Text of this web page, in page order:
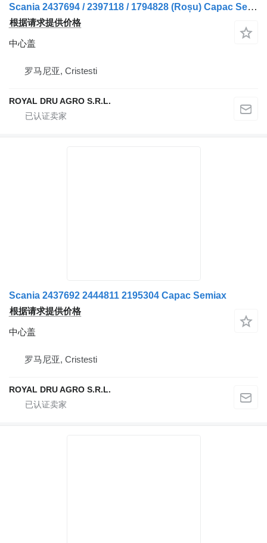
Scania 2437694 / 2397118 / 1794828 (Roșu) Capac Semiax
根据请求提供价格
中心盖
罗马尼亚, Cristesti
ROYAL DRU AGRO S.R.L.
Scania 2437692 2444811 2195304 Capac Semiax
根据请求提供价格
中心盖
罗马尼亚, Cristesti
ROYAL DRU AGRO S.R.L.